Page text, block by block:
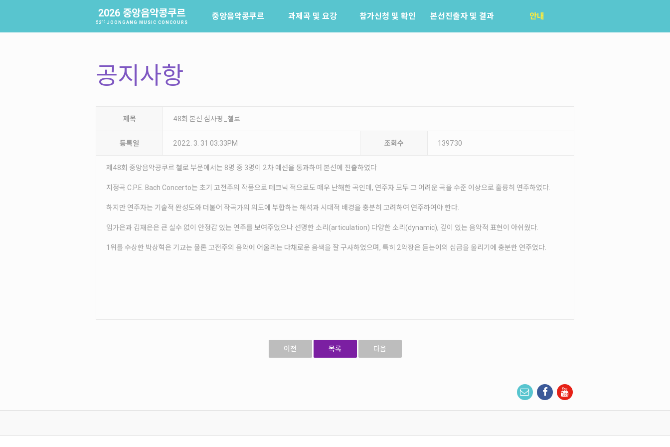
2026 중앙음악콩쿠르
52nd JOONGANG MUSIC CONCOURS
중앙음악콩쿠르 과제곡 및 요강 참가신청 및 확인 본선진출자 및 결과 안내
공지사항
제목 48회 본선 심사평_첼로
등록일 2022. 3. 31 03:33PM 조회수 139730
제48회 중앙음악콩쿠르 첼로 부문에서는 8명 중 3명이 2차 예선을 통과하여 본선에 진출하였다
지정곡 C.P.E. Bach Concerto는 초기 고전주의 작품으로 테크닉 적으로도 매우 난해한 곡인데, 연주자 모두 그 어려운 곡을 수준 이상으로 훌륭히 연주하였다.
하지만 연주자는 기술적 완성도와 더불어 작곡가의 의도에 부합하는 해석과 시대적 배경을 충분히 고려하여 연주하여야 한다.
임가은과 김재은은 큰 실수 없이 안정감 있는 연주를 보여주었으나 선명한 소리(articulation) 다양한 소리(dynamic), 깊이 있는 음악적 표현이 아쉬웠다.
1위를 수상한 박상혁은 기교는 물론 고전주의 음악에 어울리는 다채로운 음색을 잘 구사하였으며, 특히 2악장은 듣는이의 심금을 울리기에 충분한 연주였다.
이전 목록 다음